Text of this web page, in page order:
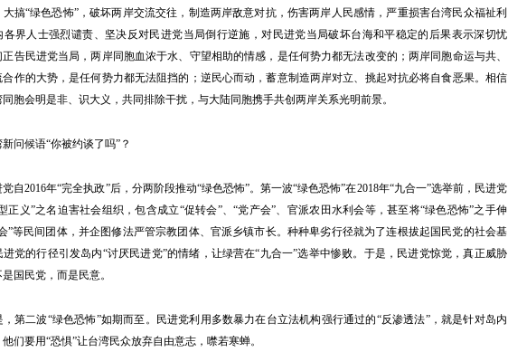
大搞“绿色恐怖”，破坏两岸交流交往，制造两岸敌意对抗，伤害两岸人民感情，严重损害台湾民众福祉利
各界人士强烈谴责、坚决反对民进党当局倒行逆施，对民进党当局破坏台海和平稳定的后果表示深切忧
正告民进党当局，两岸同胞血浓于水、守望相助的情感，是任何势力都无法改变的；两岸同胞命运与共、
合作的大势，是任何势力都无法阻挡的；逆民心而动，蓄意制造两岸对立、挑起对抗必将自食恶果。相信
同胞会明是非、识大义，共同排除干扰，与大陆同胞携手共创两岸关系光明前景。
候语“你被约谈了吗”？
2016年“完全执政”后，分两阶段推动“绿色恐怖”。第一波“绿色恐怖”在2018年“九合一”选举前，民进党
正义”之名迫害社会组织，包含成立“促转会”、“党产会”、官派农田水利会等，甚至将“绿色恐怖”之手伸
”等民间团体，并企图修法严管宗教团体、官派乡镇市长。种种卑劣行径就为了连根拔起国民党的社会基
进党的行径引发岛内“讨厌民进党”的情绪，让绿营在“九合一”选举中惨败。于是，民进党惊觉，真正威胁
国民党，而是民意。
二波“绿色恐怖”如期而至。民进党利用多数暴力在台立法机构强行通过的“反渗透法”，就是针对岛内
他们要用“恐惧”让台湾民众放弃自由意志，噤若寒蝉。